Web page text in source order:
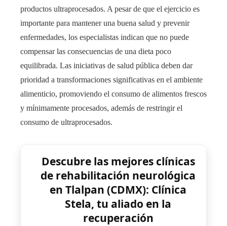
productos ultraprocesados. A pesar de que el ejercicio es
importante para mantener una buena salud y prevenir
enfermedades, los especialistas indican que no puede
compensar las consecuencias de una dieta poco
equilibrada. Las iniciativas de salud pública deben dar
prioridad a transformaciones significativas en el ambiente
alimenticio, promoviendo el consumo de alimentos frescos
y mínimamente procesados, además de restringir el
consumo de ultraprocesados.
Descubre las mejores clínicas
de rehabilitación neurológica
en Tlalpan (CDMX): Clínica
Stela, tu aliado en la
recuperación